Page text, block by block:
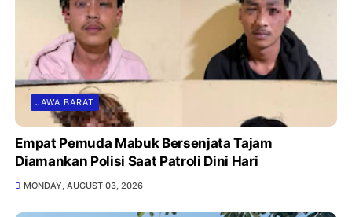
JAWA BARAT
Empat Pemuda Mabuk Bersenjata Tajam
Diamankan Polisi Saat Patroli Dini Hari
MONDAY, AUGUST 03, 2026